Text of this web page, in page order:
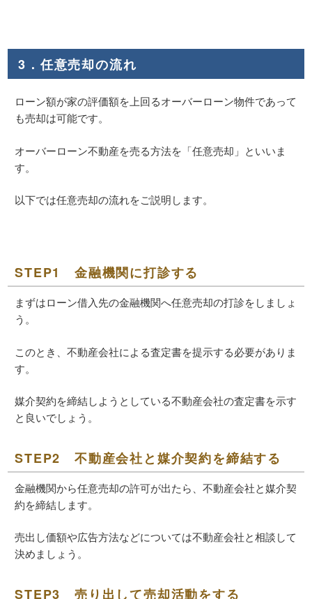
3．任意売却の流れ
ローン額が家の評価額を上回るオーバーローン物件であって
も売却は可能です。
オーバーローン不動産を売る方法を「任意売却」といいま
す。
以下では任意売却の流れをご説明します。
STEP1 金融機関に打診する
まずはローン借入先の金融機関へ任意売却の打診をしましょ
う。
このとき、不動産会社による査定書を提示する必要がありま
す。
媒介契約を締結しようとしている不動産会社の査定書を示す
と良いでしょう。
STEP2 不動産会社と媒介契約を締結する
金融機関から任意売却の許可が出たら、不動産会社と媒介契
約を締結します。
売出し価額や広告方法などについては不動産会社と相談して
決めましょう。
STEP3 売り出して売却活動をする